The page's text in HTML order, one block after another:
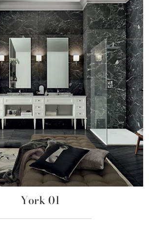
York 01